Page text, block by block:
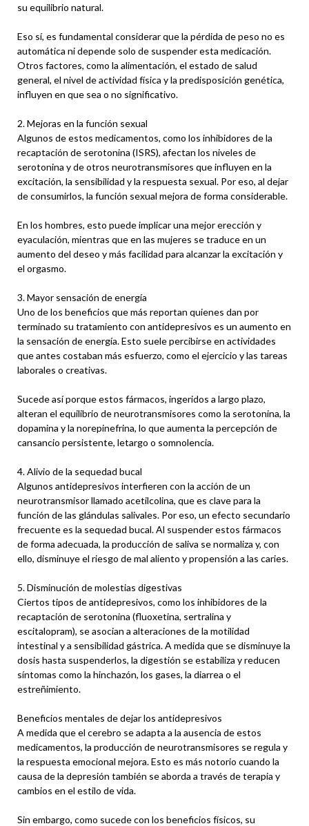
su equilibrio natural.
Eso sí, es fundamental considerar que la pérdida de peso no es
automática ni depende solo de suspender esta medicación.
Otros factores, como la alimentación, el estado de salud
general, el nivel de actividad física y la predisposición genética,
influyen en que sea o no significativo.
2. Mejoras en la función sexual
Algunos de estos medicamentos, como los inhibidores de la
recaptación de serotonina (ISRS), afectan los niveles de
serotonina y de otros neurotransmisores que influyen en la
excitación, la sensibilidad y la respuesta sexual. Por eso, al dejar
de consumirlos, la función sexual mejora de forma considerable.
En los hombres, esto puede implicar una mejor erección y
eyaculación, mientras que en las mujeres se traduce en un
aumento del deseo y más facilidad para alcanzar la excitación y
el orgasmo.
3. Mayor sensación de energía
Uno de los beneficios que más reportan quienes dan por
terminado su tratamiento con antidepresivos es un aumento en
la sensación de energía. Esto suele percibirse en actividades
que antes costaban más esfuerzo, como el ejercicio y las tareas
laborales o creativas.
Sucede así porque estos fármacos, ingeridos a largo plazo,
alteran el equilibrio de neurotransmisores como la serotonina, la
dopamina y la norepinefrina, lo que aumenta la percepción de
cansancio persistente, letargo o somnolencia.
4. Alivio de la sequedad bucal
Algunos antidepresivos interfieren con la acción de un
neurotransmisor llamado acetilcolina, que es clave para la
función de las glándulas salivales. Por eso, un efecto secundario
frecuente es la sequedad bucal. Al suspender estos fármacos
de forma adecuada, la producción de saliva se normaliza y, con
ello, disminuye el riesgo de mal aliento y propensión a las caries.
5. Disminución de molestias digestivas
Ciertos tipos de antidepresivos, como los inhibidores de la
recaptación de serotonina (fluoxetina, sertralina y
escitalopram), se asocian a alteraciones de la motilidad
intestinal y a sensibilidad gástrica. A medida que se disminuye la
dosis hasta suspenderlos, la digestión se estabiliza y reducen
síntomas como la hinchazón, los gases, la diarrea o el
estreñimiento.
Beneficios mentales de dejar los antidepresivos
A medida que el cerebro se adapta a la ausencia de estos
medicamentos, la producción de neurotransmisores se regula y
la respuesta emocional mejora. Esto es más notorio cuando la
causa de la depresión también se aborda a través de terapia y
cambios en el estilo de vida.
Sin embargo, como sucede con los beneficios físicos, su